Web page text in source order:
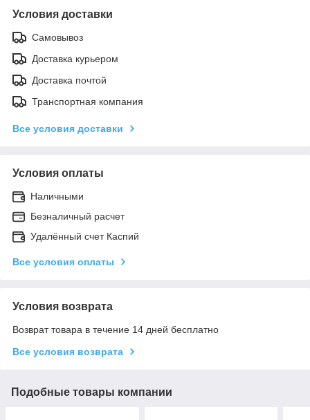
Условия доставки
Самовывоз
Доставка курьером
Доставка почтой
Транспортная компания
Все условия доставки
Условия оплаты
Наличными
Безналичный расчет
Удалённый счет Каспий
Все условия оплаты
Условия возврата
Возврат товара в течение 14 дней бесплатно
Все условия возврата
Подобные товары компании